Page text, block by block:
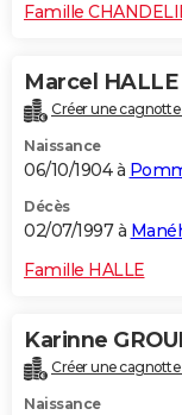
Famille
Marcel HALLE
Créer une cagnotte
Naissance
06/10/1904 à
Décès
02/07/1997 à
Famille HALLE
Karinne
Créer une cagnotte
Naissance